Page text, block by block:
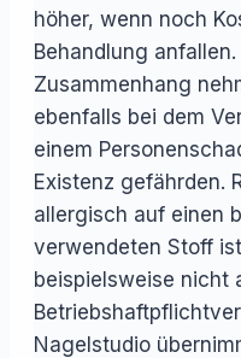
höher, wenn noch
Behandlung
Zusammenhang
ebenfalls bei dem
einem
Existenz gefährden.
allergisch auf einen
verwendeten Stoff
beispielsweise nicht
Nagelstudio